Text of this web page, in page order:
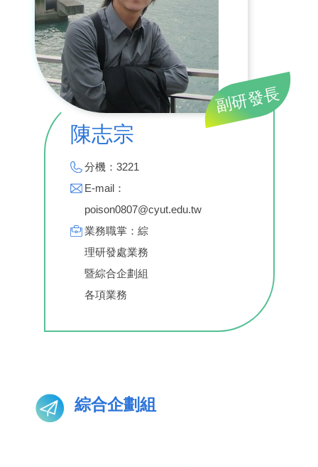
副研發長
陳志宗
分機：3221
E-mail：
poison0807@cyut.edu.tw
業務職掌：綜
理研發處業務
暨綜合企劃組
各項業務
綜合企劃組